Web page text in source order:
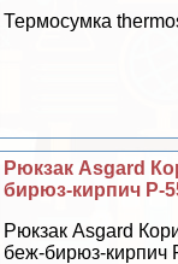
Термоcумка
Рюкзак Asgard
бирюз-кирпич Р-
Рюкзак Asgard
беж-бирюз-кирпич